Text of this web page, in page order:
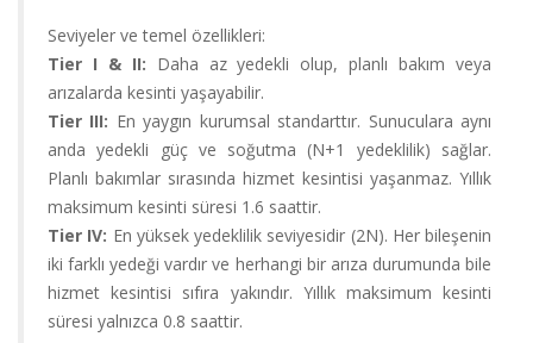
Limitsiz
Hosting
Kurumsal
Hosting
Sunucu
Hizmetleri
Diğer
Hizmetler
Seviyeler ve temel özellikleri:
Tier I & II: Daha az yedekli olup, planlı bakım veya
arızalarda kesinti yaşayabilir.
Tier III: En yaygın kurumsal standarttır. Sunuculara aynı
anda yedekli güç ve soğutma (N+1 yedeklilik) sağlar.
Planlı bakımlar sırasında hizmet kesintisi yaşanmaz. Yıllık
maksimum kesinti süresi 1.6 saattir.
Tier IV: En yüksek yedeklilik seviyesidir (2N). Her bileşenin
iki farklı yedeği vardır ve herhangi bir arıza durumunda bile
hizmet kesintisi sıfıra yakındır. Yıllık maksimum kesinti
süresi yalnızca 0.8 saattir.